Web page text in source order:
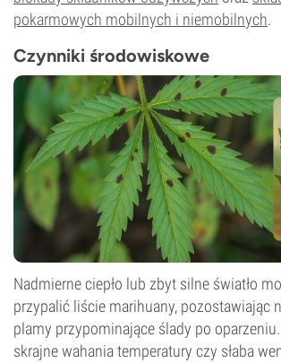
pokarmowych mobilnych i niemobilnych.
Czynniki środowiskowe
Nadmierne ciepło lub zbyt silne światło
przypalić liście marihuany, pozostawiając
plamy przypominające ślady po
skrajne wahania temperatury czy słaba